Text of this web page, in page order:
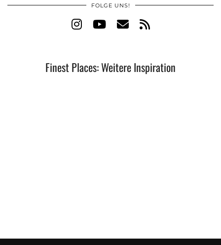
FOLGE UNS!
Finest Places: Weitere Inspiration